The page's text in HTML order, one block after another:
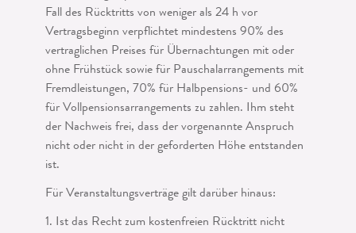
Fall des Rücktritts von weniger als 24 h vor
Vertragsbeginn verpflichtet mindestens 90% des
vertraglichen Preises für Übernachtungen mit oder
ohne Frühstück sowie für Pauschalarrangements mit
Fremdleistungen, 70% für Halbpensions- und 60%
für Vollpensionsarrangements zu zahlen. Ihm steht
der Nachweis frei, dass der vorgenannte Anspruch
nicht oder nicht in der geforderten Höhe entstanden
ist.
Für Veranstaltungsverträge gilt darüber hinaus:
1. Ist das Recht zum kostenfreien Rücktritt nicht